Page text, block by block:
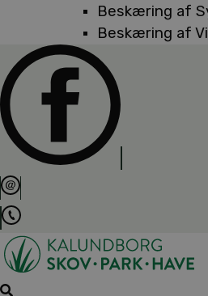
Beskæring af
Beskæring af